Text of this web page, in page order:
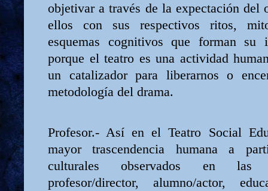
objetivar a través de la expectación del
ellos con sus respectivos ritos,
esquemas cognitivos que forman su
porque el teatro es una actividad
un catalizador para liberarnos o
metodología del drama.
Profesor.- Así en el Teatro Social
mayor trascendencia humana a
culturales observados en las
profesor/director, alumno/actor,